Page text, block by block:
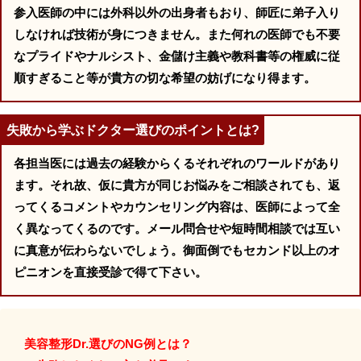
参入医師の中には外科以外の出身者もおり、師匠に弟子入り
しなければ技術が身につきません。また何れの医師でも不要
なプライドやナルシスト、金儲け主義や教科書等の権威に従
順すぎること等が貴方の切な希望の妨げになり得ます。
失敗から学ぶドクター選びのポイントとは?
各担当医には過去の経験からくるそれぞれのワールドがあり
ます。それ故、仮に貴方が同じお悩みをご相談されても、返
ってくるコメントやカウンセリング内容は、医師によって全
く異なってくるのです。メール問合せや短時間相談では互い
に真意が伝わらないでしょう。御面倒でもセカンド以上のオ
ピニオンを直接受診で得て下さい。
美容整形Dr.選びのNG例とは？